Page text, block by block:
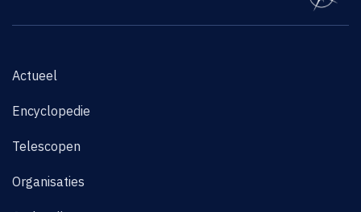
Actueel
Encyclopedie
Telescopen
Organisaties